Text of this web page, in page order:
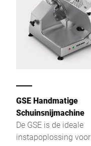
veiligheid.
GSE Handmatige
Schuinsnijmachine
De GSE is de ideale
instapoplossing voor